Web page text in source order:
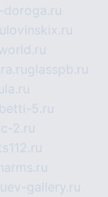
lovinskix.ru
glasspb.ru
5.ru
2.ru
ev-gallery.ru